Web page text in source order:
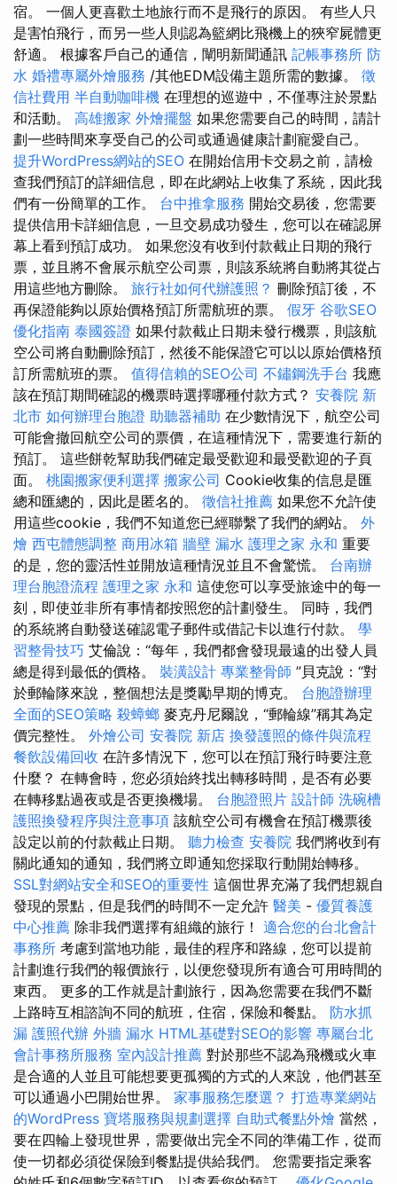
宿。 一個人更喜歡土地旅行而不是飛行的原因。 有些人只
是害怕飛行，而另一些人則認為籃網比飛機上的狹窄屍體更
舒適。 根據客戶自己的通信，闡明新聞通訊 記帳事務所 防
水 婚禮專屬外燴服務 /其他EDM設備主題所需的數據。 徵
信社費用 半自動咖啡機 在理想的巡遊中，不僅專注於景點
和活動。 高雄搬家 外燴擺盤 如果您需要自己的時間，請計
劃一些時間來享受自己的公司或通過健康計劃寵愛自己。
提升WordPress網站的SEO 在開始信用卡交易之前，請檢
查我們預訂的詳細信息，即在此網站上收集了系統，因此我
們有一份簡單的工作。 台中推拿服務 開始交易後，您需要
提供信用卡詳細信息，一旦交易成功發生，您可以在確認屏
幕上看到預訂成功。 如果您沒有收到付款截止日期的飛行
票，並且將不會展示航空公司票，則該系統將自動將其從占
用這些地方刪除。 旅行社如何代辦護照？ 刪除預訂後，不
再保證能夠以原始價格預訂所需航班的票。 假牙 谷歌SEO
優化指南 泰國簽證 如果付款截止日期未發行機票，則該航
空公司將自動刪除預訂，然後不能保證它可以以原始價格預
訂所需航班的票。 值得信賴的SEO公司 不鏽鋼洗手台 我應
該在預訂期間確認的機票時選擇哪種付款方式？ 安養院 新
北市 如何辦理台胞證 助聽器補助 在少數情況下，航空公司
可能會撤回航空公司的票價，在這種情況下，需要進行新的
預訂。 這些餅乾幫助我們確定最受歡迎和最受歡迎的子頁
面。 桃園搬家便利選擇 搬家公司 Cookie收集的信息是匯
總和匯總的，因此是匿名的。 徵信社推薦 如果您不允許使
用這些cookie，我們不知道您已經聯繫了我們的網站。 外
燴 西屯體態調整 商用冰箱 牆壁 漏水 護理之家 永和 重要
的是，您的靈活性並開放這種情況並且不會驚慌。 台南辦
理台胞證流程 護理之家 永和 這使您可以享受旅途中的每一
刻，即使並非所有事情都按照您的計劃發生。 同時，我們
的系統將自動發送確認電子郵件或借記卡以進行付款。 學
習整骨技巧 艾倫說：“每年，我們都會發現最遠的出發人員
總是得到最低的價格。 裝潢設計 專業整骨師 ”貝克說：“對
於郵輪隊來說，整個想法是獎勵早期的博克。 台胞證辦理
全面的SEO策略 殺蟑螂 麥克丹尼爾說，“郵輪線”稱其為定
價完整性。 外燴公司 安養院 新店 換發護照的條件與流程
餐飲設備回收 在許多情況下，您可以在預訂飛行時要注意
什麼？ 在轉會時，您必須始終找出轉移時間，是否有必要
在轉移點過夜或是否更換機場。 台胞證照片 設計師 洗碗槽
護照換發程序與注意事項 該航空公司有機會在預訂機票後
設定以前的付款截止日期。 聽力檢查 安養院 我們將收到有
關此通知的通知，我們將立即通知您採取行動開始轉移。
SSL對網站安全和SEO的重要性 這個世界充滿了我們想親自
發現的景點，但是我們的時間不一定允許 醫美 - 優質養護
中心推薦 除非我們選擇有組織的旅行！ 適合您的台北會計
事務所 考慮到當地功能，最佳的程序和路線，您可以提前
計劃進行我們的報價旅行，以便您發現所有適合可用時間的
東西。 更多的工作就是計劃旅行，因為您需要在我們不斷
上路時互相諮詢不同的航班，住宿，保險和餐點。 防水抓
漏 護照代辦 外牆 漏水 HTML基礎對SEO的影響 專屬台北
會計事務所服務 室內設計推薦 對於那些不認為飛機或火車
是合適的人並且可能想要更孤獨的方式的人來說，他們甚至
可以通過小巴開始世界。 家事服務怎麼選？ 打造專業網站
的WordPress 寶塔服務與規劃選擇 自助式餐點外燴 當然，
要在四輪上發現世界，需要做出完全不同的準備工作，從而
使一切都必須從保險到餐點提供給我們。 您需要指定乘客